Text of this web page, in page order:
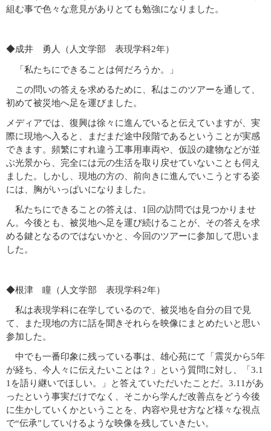
組む事で色々な意見がありとても勉強になりました。
◆成井 勇人（人文学部 表現学科2年）
「私たちにできることは何だろうか。」
この問いの答えを求めるために、私はこのツアーを通して、
初めて被災地へ足を運びました。
メディアでは、復興は徐々に進んでいると伝えていますが、実
際に現地へ入ると、まだまだ途中段階であるということが実感
できます。頻繁にすれ違う工事用車両や、仮設の建物などが並
ぶ光景から、完全には元の生活を取り戻せていないことも伺え
ました。しかし、現地の方の、前向きに進んでいこうとする姿
には、胸がいっぱいになりました。
私たちにできることの答えは、1回の訪問では見つかりませ
ん。今後とも、被災地へ足を運び続けることが、その答えを求
める鍵となるのではないかと、今回のツアーに参加して思いま
した。
◆根津 瞳（人文学部 表現学科2年）
私は表現学科に在学しているので、被災地を自分の目で見
て、また現地の方に話を聞きそれらを映像にまとめたいと思い
参加した。
中でも一番印象に残っている事は、雄心苑にて「震災から5年
が経ち、今人々に伝えたいことは？」という質問に対し、「3.1
1を語り継いでほしい。」と答えていただいたことだ。3.11があ
ったという事実だけでなく、そこから学んだ改善点をどう今後
に生かしていくかということを、内容や見せ方など様々な視点
で“伝承”していけるような映像を残していきたい。